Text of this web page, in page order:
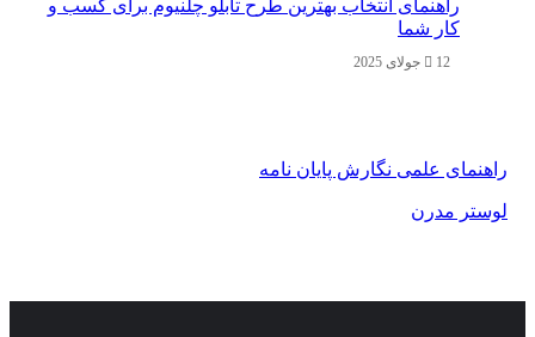
راهنمای انتخاب بهترین طرح تابلو چلنیوم برای کسب و
کار شما
12 جولای 2025
راهنمای علمی نگارش پایان نامه
لوستر مدرن